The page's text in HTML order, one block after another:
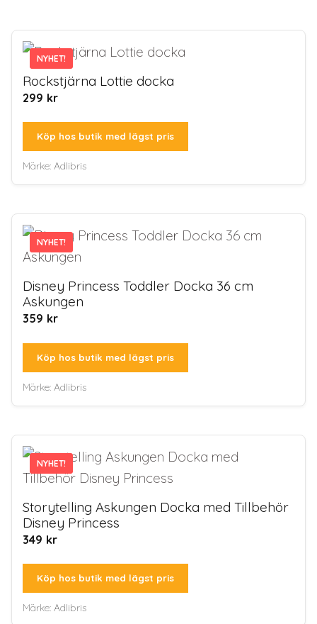
NYHET!
NYHET!
Rockstjärna Lottie docka
299 kr
Köp hos butik med lägst pris
Märke: Adlibris
NYHET!
NYHET!
Disney Princess Toddler Docka 36 cm
Askungen
359 kr
Köp hos butik med lägst pris
Märke: Adlibris
NYHET!
NYHET!
Storytelling Askungen Docka med Tillbehör
Disney Princess
349 kr
Köp hos butik med lägst pris
Märke: Adlibris